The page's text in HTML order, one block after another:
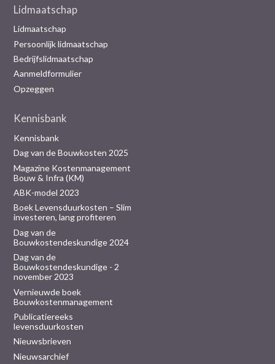
Lidmaatschap
Lidmaatschap
Persoonlijk lidmaatschap
Bedrijfslidmaatschap
Aanmeldformulier
Opzeggen
Kennisbank
Kennisbank
Dag van de Bouwkosten 2025
Magazine Kostenmanagement
Bouw & Infra (KM)
ABK-model 2023
Boek Levensduurkosten – Slim
investeren, lang profiteren
Dag van de
Bouwkostendeskundige 2024
Dag van de
Bouwkostendeskundige - 2
november 2023
Vernieuwde boek
Bouwkostenmanagement
Publicatiereeks
levensduurkosten
Nieuwsbrieven
Nieuwsarchief